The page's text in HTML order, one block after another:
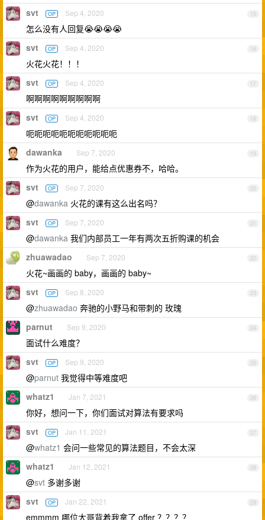
15
svt OP Sep 4, 2020
怎么没有人回复😭😭😭😭
16
svt OP Sep 4, 2020
火花火花！！！
17
svt OP Sep 4, 2020
啊啊啊啊啊啊啊啊啊
18
svt OP Sep 4, 2020
呃呃呃呃呃呃呃呃呃呃呃
19
dawanka Sep 7, 2020
作为火花的用户，能给点优惠券不，哈哈。
20
svt OP Sep 7, 2020
@dawanka 火花的课有这么出名吗？
21
svt OP Sep 7, 2020
@dawanka 我们内部员工一年有两次五折购课的机会
22
zhuawadao Sep 7, 2020
火花~画画的 baby，画画的 baby~
23
svt OP Sep 8, 2020
@zhuawadao 奔驰的小野马和带刺的 玫瑰
24
parnut Sep 9, 2020
面试什么难度？
25
svt OP Sep 9, 2020
@parnut 我觉得中等难度吧
26
whatz1 Jan 7, 2021
你好，想问一下，你们面试对算法有要求吗
27
svt OP Jan 11, 2021
@whatz1 会问一些常见的算法题目，不会太深
28
whatz1 Jan 12, 2021
@svt 多谢多谢
29
svt OP Jan 22, 2021
emmmm 哪位大哥背着我拿了 offer ？？？？